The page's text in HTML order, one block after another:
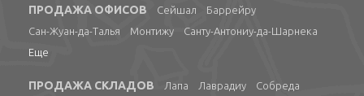
ПРОДАЖА ОФИСОВ Сейшал
Баррейру
Сан-Жуан-да-Талья
Монтижу
Санту-Антониу-да-Шарнека
Еще
ПРОДАЖА СКЛАДОВ Лапа Лаврадиу
Собреда